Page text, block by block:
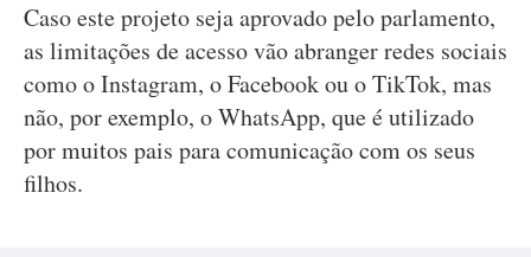
Caso este projeto seja aprovado pelo parlamento,
as limitações de acesso vão abranger redes sociais
como o Instagram, o Facebook ou o TikTok, mas
não, por exemplo, o WhatsApp, que é utilizado
por muitos pais para comunicação com os seus
filhos.